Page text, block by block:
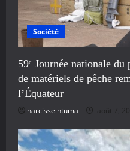
Société
59ᵉ Journée nationale
de matériels de pêche
l’Équateur
narcisse ntuma août 7,